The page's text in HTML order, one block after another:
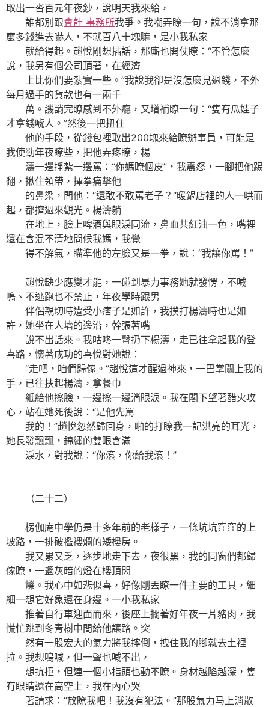
取出一沓百元年夜鈔，說明天我來給，
誰都別跟會計 事務所我爭。我嘲弄瞭一句，說不消拿那
麼多錢進去嚇人，不就百八十塊嘛，是小我私家
就給得起。趙悅剛想插話，那廝也開仗瞭：“不管怎麼
說，我另有個公司頂著，在經濟
上比你們要紮實一些。”我說我卻是沒怎麼見過錢，不外
每月過手的貨款也有一兩千
萬。譏誚完瞭感到不外癮，又增補瞭一句：“隻有瓜娃子
才拿錢唬人。”然後一把扭住
他的手段，從錢包裡取出200塊來給瞭辦事員，可能是
我使勁年夜瞭些，把他弄疼瞭，楊
濤一邊掙紮一邊罵：“你媽瞭個皮”，我震怒，一腳把他踢
翻，揪住領帶，揮拳痛擊他
的鼻梁，問他：“還敢不敢罵老子？”暖鍋店裡的人一哄而
起，都擠過來觀光。楊濤躺
在地上，臉上啤酒與眼淚同流，鼻血共紅油一色，嘴裡
還在含混不清地問候我媽，我覺
得不解氣，瞄準他的左臉又是一拳，說：“我讓你罵！”
趙悅缺少應變才能，一碰到暴力事務她就發愣，不喊
鳴、不逃跑也不禁止，年夜學時跟男
伴侶親切時遭受小痞子是如許，我撲打楊濤時也是如
許，她坐在人墻的邊沿，幹張著嘴
說不出話來。我咕咚一聲扔下楊濤，走已往拿起我的登
喜路，懷著成功的喜悅對她說：
“走吧，咱們歸傢。”趙悅這才醒過神來，一巴掌關上我的
手，已往扶起楊濤，拿餐巾
紙給他擦臉，一邊擦一邊淌眼淚。我在閣下望著醋火攻
心，站在她死後說：“是他先罵
我的！”趙悅忽然歸回身，啪的打瞭我一記洪亮的耳光，
她長發飄飄，錦繡的雙眼含滿
淚水，對我說：“你滾，你給我滾！”
（二十二）
楞伽庵中學仍是十多年前的老樣子，一條坑坑窪窪的上
坡路，一排破襤褸爛的矮樓房。
我又累又乏，逐步地走下去，夜很黑，我的同窗們都歸
傢瞭，一盞灰暗的燈在樓頂閃
爍。我心中如悲似喜，好像剛丟瞭一件主要的工具，細
細一想它好象還在身邊。一小我私家
推著自行車迎面而來，後座上擱著好年夜一片豬肉，我
慌忙跳到冬青樹中間給他讓路。突
然有一股宏大的氣力將我摔倒，拽住我的腳就去土裡
拉。我想鳴喊，但一聲也喊不出，
想抗拒，但連一個小指頭也動不瞭。身材越陷越深，隻
有眼睛還在高空上，我在內心哭
著請求：“放瞭我吧！我沒有犯法。”那股氣力马上消散